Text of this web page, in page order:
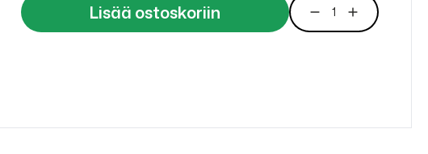
Lisää ostoskoriin